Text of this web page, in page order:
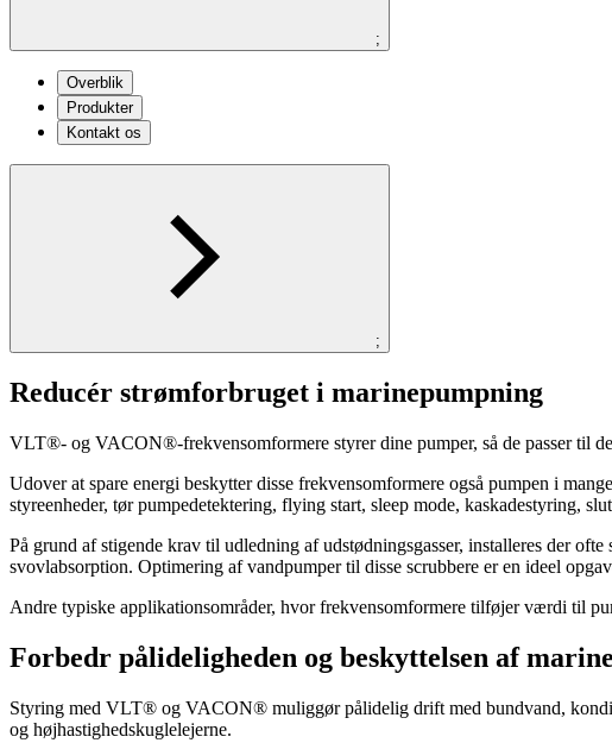
;
Overblik
Produkter
Kontakt os
;
Reducér strømforbruget i marinepumpning
VLT®- og VACON®-frekvensomformere styrer dine pumper, så de passer til
Udover at spare energi beskytter disse frekvensomformere også pumpen i
styreenheder, tør pumpedetektering, flying start, sleep mode, kaskadestyring,
På grund af stigende krav til udledning af udstødningsgasser, installeres der
svovlabsorption. Optimering af vandpumper til disse scrubbere er en ideel
Andre typiske applikationsområder, hvor frekvensomformere tilføjer værdi til
Forbedr pålideligheden og beskyttelsen af
Styring med VLT® og VACON® muliggør pålidelig drift med bundvand,
og højhastighedskuglelejerne.